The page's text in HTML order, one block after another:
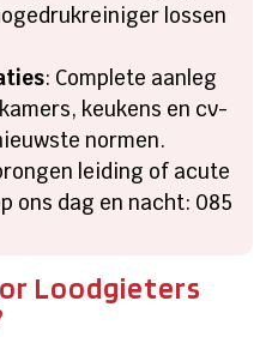
lossen
: Complete aanleg
keukens en cv-
normen.
leiding of acute
ons dag en nacht: 085
Loodgieters